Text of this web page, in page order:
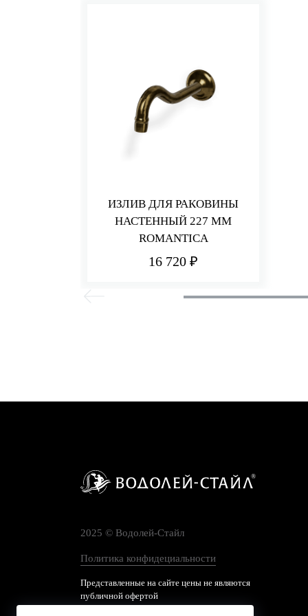
ИЗЛИВ ДЛЯ РАКОВИНЫ
НАСТЕННЫЙ 227 ММ
ROMANTICA
16 720 ₽
2025 © Водолей-Cтайл
Политика конфидециальности
Представленные на сайте цены не являются
публичной офертой